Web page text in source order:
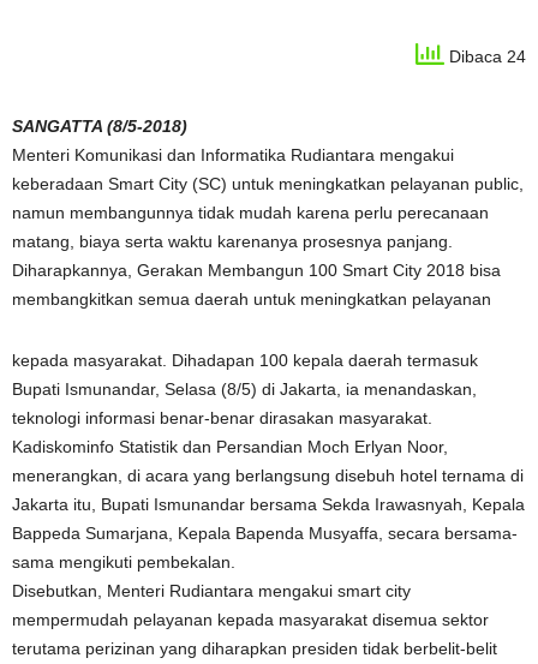
Dibaca 24
SANGATTA (8/5-2018)
Menteri Komunikasi dan Informatika Rudiantara mengakui
keberadaan Smart City (SC) untuk meningkatkan pelayanan public,
namun membangunnya tidak mudah karena perlu perecanaan
matang, biaya serta waktu karenanya prosesnya panjang.
Diharapkannya, Gerakan Membangun 100 Smart City 2018 bisa
membangkitkan semua daerah untuk meningkatkan pelayanan
kepada masyarakat. Dihadapan 100 kepala daerah termasuk
Bupati Ismunandar, Selasa (8/5) di Jakarta, ia menandaskan,
teknologi informasi benar-benar dirasakan masyarakat.
Kadiskominfo Statistik dan Persandian Moch Erlyan Noor,
menerangkan, di acara yang berlangsung disebuh hotel ternama di
Jakarta itu, Bupati Ismunandar bersama Sekda Irawasnyah, Kepala
Bappeda Sumarjana, Kepala Bapenda Musyaffa, secara bersama-
sama mengikuti pembekalan.
Disebutkan, Menteri Rudiantara mengakui smart city
mempermudah pelayanan kepada masyarakat disemua sektor
terutama perizinan yang diharapkan presiden tidak berbelit-belit